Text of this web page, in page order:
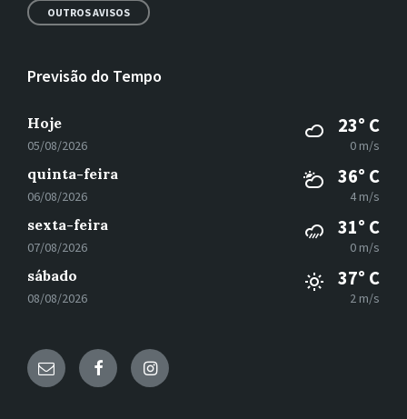
OUTROS AVISOS
Previsão do Tempo
Hoje
05/08/2026
23° C
0 m/s
quinta-feira
06/08/2026
36° C
4 m/s
sexta-feira
07/08/2026
31° C
0 m/s
sábado
08/08/2026
37° C
2 m/s
E- FacebookInstagram